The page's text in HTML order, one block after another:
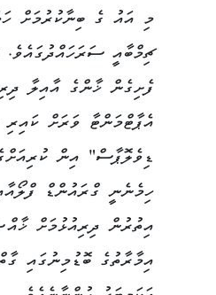
މި އައު ގެ ބިނާކުރުމަށް
ފެށިގެން ޚާންގެ އާއިލާ
އެޕާޓްމަންޓާ ވަރަށް
ޑިވެލޮޕާސް" އިން
ހިމެނެނީ ގްރައުންޑް
އިތުރުން ދިރިއުޅުމަށް